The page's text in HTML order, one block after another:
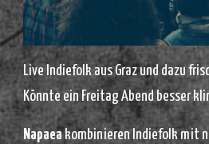
Live Indiefolk aus Graz und dazu
Könnte ein Freitag Abend besser
Napaeakombinieren Indiefolk mit